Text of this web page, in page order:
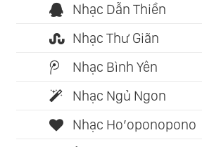
Nhạc Dẫn Thiền
Nhạc Thư Giãn
Nhạc Bình Yên
Nhạc Ngủ Ngon
Nhạc Ho’oponopono